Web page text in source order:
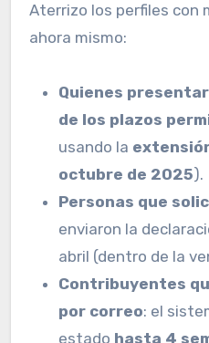
Aterrizo los perfiles con
ahora mismo:
Quienes
de los plazos
usando la
octubre de 2025).
Personas que
enviaron la
abril (dentro de la
Contribuyentes
por correo: el
estado hasta 4